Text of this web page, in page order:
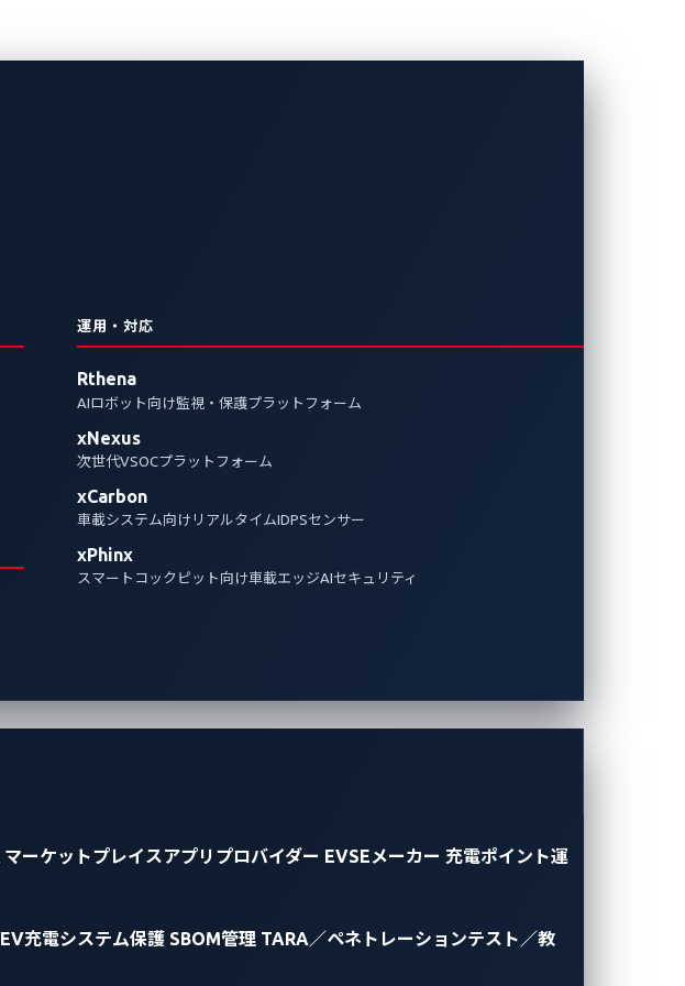
運用・対応
Rthena
AIロボット向け監視・保護プラットフォーム
xNexus
次世代VSOCプラットフォーム
xCarbon
車載システム向けリアルタイムIDPSセンサー
xPhinx
スマートコックピット向け車載エッジAIセキュリティ
マーケットプレイスアプリプロバイダー EVSEメーカー 充電ポイント運
EV充電システム保護 SBOM管理 TARA／ペネトレーションテスト／教